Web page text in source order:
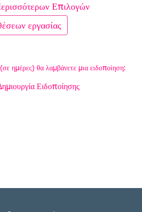
Επιλογών
ημέρες) θα λαμβάνετε μια ειδοποίηση:
Ειδοποίησης